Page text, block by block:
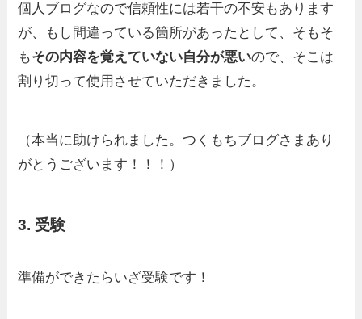
個人ブログなので信頼性には若干の不安もあります
が、もし間違っている箇所があったとして、そもそ
もその内容を覚えていない自分が悪いので、そこは
割り切って使用させていただきました。
（本当に助けられました。つくもちブログさまあり
がとうございます！！！）
3. 受験
準備ができたらいざ受験です！